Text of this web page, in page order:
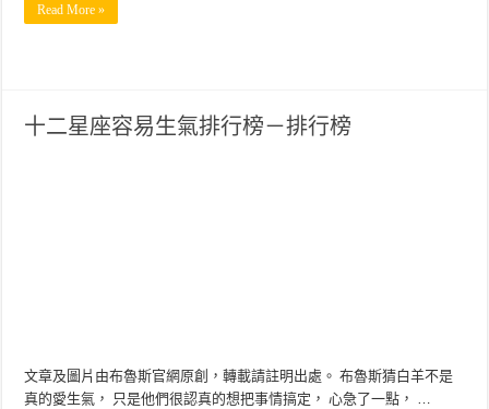
Read More »
十二星座容易生氣排行榜－排行榜
文章及圖片由布魯斯官網原創，轉載請註明出處。 布魯斯猜白羊不是
真的愛生氣， 只是他們很認真的想把事情搞定， 心急了一點， …